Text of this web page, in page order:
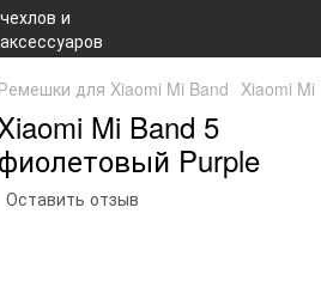
Ремешки для Xiaomi Mi Band Xiaomi Mi
Mi Band 5
Purple
Оставить отзыв